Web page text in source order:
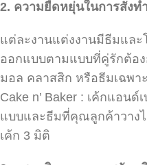
2. ความยืดหยุ่นในการสั่งท
แต่ละงานแต่งงานมีธีมแล
ออกแบบตามแบบที่คู่รักต้อ
มอล คลาสสิก หรือธีมเฉพา
Cake n’ Baker : เค้กแอน
แบบและธีมที่คุณลูกค้าวาง
เค้ก 3 มิติ